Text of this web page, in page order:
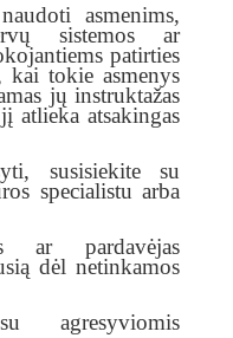
asmenims,
sistemos ar
patirties
kai tokie asmenys
jų instruktažas
atlieka atsakingas
susisiekite su
specialistu arba
ar pardavėjas
dėl netinkamos
agresyviomis